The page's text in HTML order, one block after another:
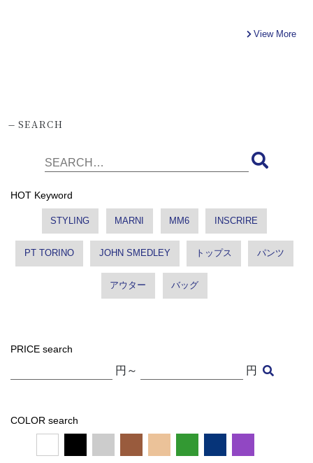
View More
-SEARCH
HOT Keyword
STYLING MARNI MM6 INSCRIRE
PT TORINO JOHN SMEDLEY トップス パンツ
アウター バッグ
PRICE search
円～ 円
COLOR search